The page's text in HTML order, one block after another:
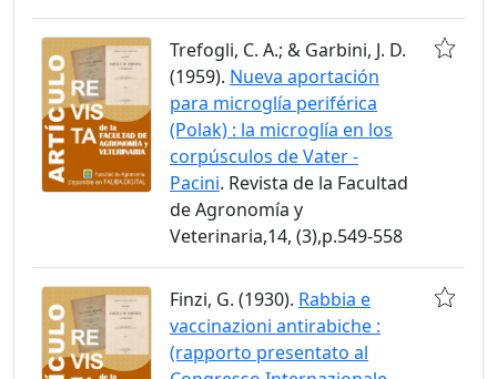
Trefogli, C. A.; & Garbini, J. D.
(1959). Nueva aportación
para microglía periférica
(Polak) : la microglía en los
corpúsculos de Vater -
Pacini. Revista de la Facultad
de Agronomía y
Veterinaria,14, (3),p.549-558
Finzi, G. (1930). Rabbia e
vaccinazioni antirabiche :
(rapporto presentato al